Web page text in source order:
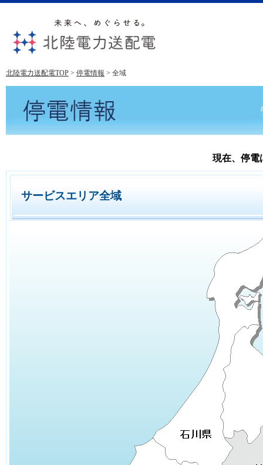
北陸電力送配電TOP > 停電情報 > 全域
現在、停電
サービスエリア全域